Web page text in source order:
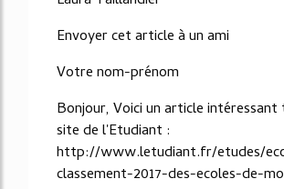
Envoyer cet article à un ami
Votre nom-prénom
Bonjour, Voici un article
site de l'Etudiant :
http://www.letudiant.fr/etudes/
classement-2017-des-ecoles-de-